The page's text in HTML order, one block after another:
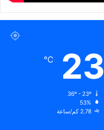
23
℃
53%
2.78 كم/ساعة